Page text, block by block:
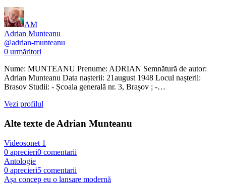
AM
Adrian Munteanu
@adrian-munteanu
0 urmăritori
Nume: MUNTEANU Prenume: ADRIAN Semnătură de autor:
Adrian Munteanu Data nașterii: 21august 1948 Locul nașterii:
Brasov Studii: - Școala generală nr. 3, Brașov ; -…
Vezi profilul
Alte texte de Adrian Munteanu
Videosonet 1
0 aprecieri0 comentarii
Antologie
0 aprecieri5 comentarii
Așa concep eu o lansare modernă